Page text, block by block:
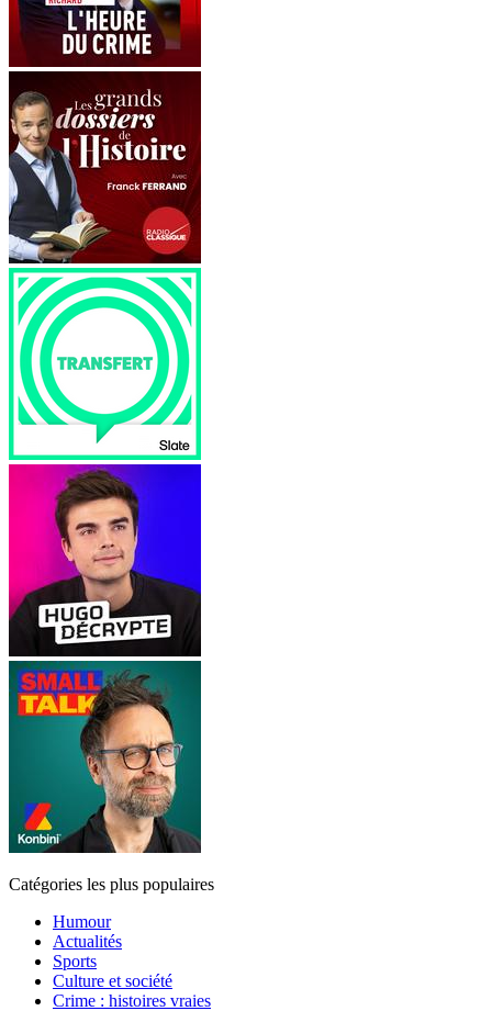
Catégories les plus populaires
Humour
Actualités
Sports
Culture et société
Crime : histoires vraies